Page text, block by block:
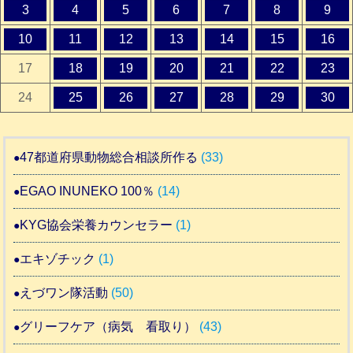
3 4 5 6 7 8 9
10 11 12 13 14 15 16
17 18 19 20 21 22 23
24 25 26 27 28 29 30
47都道府県動物総合相談所作る (33)
EGAO INUNEKO 100％ (14)
KYG協会栄養カウンセラー (1)
エキゾチック (1)
えづワン隊活動 (50)
グリーフケア（病気 看取り） (43)